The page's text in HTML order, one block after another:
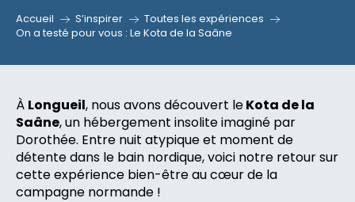
Accueil S’inspirer
Toutes les expériences
On a testé pour vous : Le Kota de la Saâne
À Longueil, nous avons découvert leKota de la
Saâne, un hébergement insolite imaginé par
Dorothée. Entre nuit atypique et moment de
détente dans le bain nordique, voici notre retour sur
cette expérience bien-être au cœur de la
campagne normande !